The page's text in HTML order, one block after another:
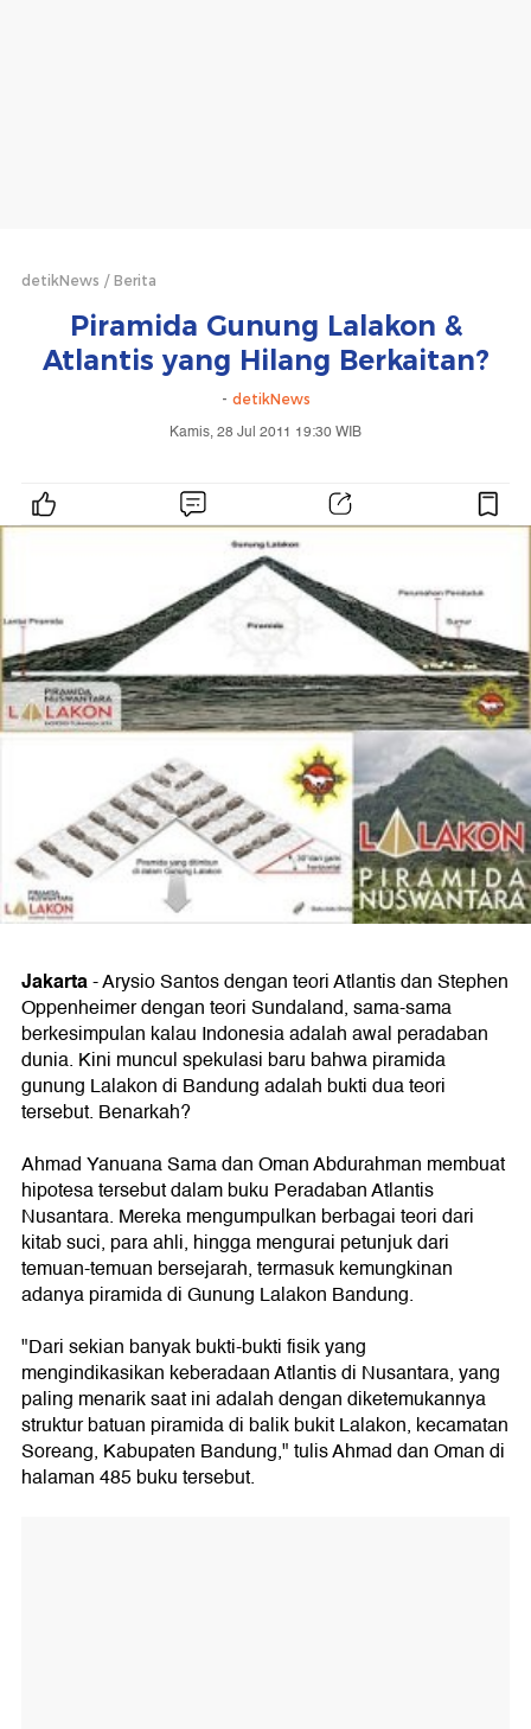
detikNews Berita
Piramida Gunung Lalakon &
Atlantis yang Hilang Berkaitan?
- detikNews
Kamis, 28 Jul 2011 19:30 WIB
Jakarta-Arysio Santos dengan teori Atlantis dan Stephen
Oppenheimer dengan teori Sundaland, sama-sama
berkesimpulan kalau Indonesia adalah awal peradaban
dunia. Kini muncul spekulasi baru bahwa piramida
gunung Lalakon di Bandung adalah bukti dua teori
tersebut. Benarkah?
Ahmad Yanuana Sama dan Oman Abdurahman membuat
hipotesa tersebut dalam buku Peradaban Atlantis
Nusantara. Mereka mengumpulkan berbagai teori dari
kitab suci, para ahli, hingga mengurai petunjuk dari
temuan-temuan bersejarah, termasuk kemungkinan
adanya piramida di Gunung Lalakon Bandung.
"Dari sekian banyak bukti-bukti fisik yang
mengindikasikan keberadaan Atlantis di Nusantara, yang
paling menarik saat ini adalah dengan diketemukannya
struktur batuan piramida di balik bukit Lalakon, kecamatan
Soreang, Kabupaten Bandung," tulis Ahmad dan Oman di
halaman 485 buku tersebut.